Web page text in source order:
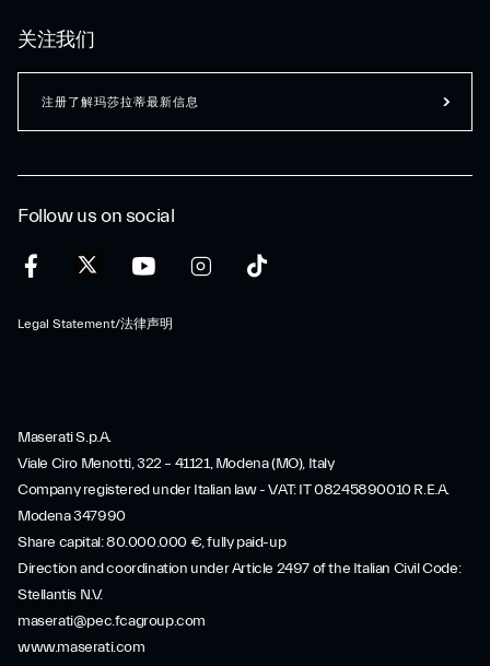
Follow us on social
Legal Statement/法律声明
关注我们
注册了解玛莎拉蒂最新信息
Maserati S.p.A.
Viale Ciro Menotti, 322 – 41121, Modena (MO), Italy
Company registered under Italian law - VAT: IT 08245890010 R.E.A.
Modena 347990
Share capital: 80.000.000 €, fully paid-up
Direction and coordination under Article 2497 of the Italian Civil Code:
Stellantis N.V.
maserati@pec.fcagroup.com
www.maserati.com